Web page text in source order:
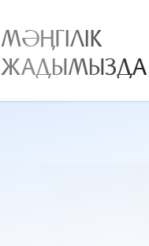
МӘҢГІЛІК
ЖАДЫМЫЗДА